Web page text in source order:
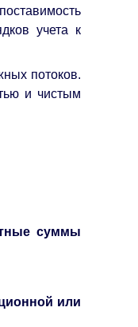
учета к
потоков.
и чистым
суммы
или